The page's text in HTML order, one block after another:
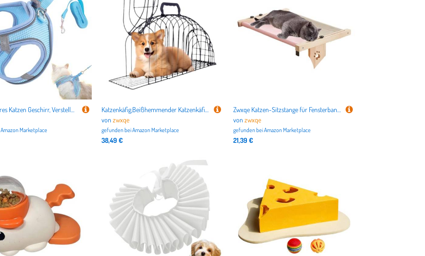
Fluchtsicheres Katzen Geschirr, Verstellbares Katzengeschirr Für Spaziergänge, Größen S M L Für Wanderungen Training Reisen Outdoor
Amazon Marketplace
Katzenkäfig,Beißhemmender Katzenkäfig zum Baden - Multifunktionales Haustierzubehör Stabiler Rahmen Für Autofahrt Pflege Baden
vonzwxqe
gefunden beiAmazon Marketplace
38,49 €
Zwxqe Katzen-Sitzstange für Fensterbank, Katzenbett aus, Nistsitz, Verstellbarer Katzenfenstersitz, Katzenhängematte mit gepolstertem Bett, Fensterbank Katzenhängemattensitz, Katzenfensterstange
vonzwxqe
gefunden beiAmazon Marketplace
21,39 €